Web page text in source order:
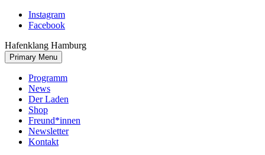
Skip
Instagram
Facebook
Hafenklang Hamburg
Primary Menu
Programm
News
Der Laden
Shop
Freund*innen
Newsletter
Kontakt